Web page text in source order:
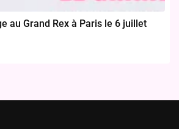
au Grand Rex à Paris le 6 juillet